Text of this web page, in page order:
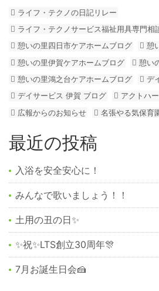
ライフ・テクノの日記リレー
ライフ・テクノサービス福祉用具専門相
憩いの里四日市ケアホームブログ
憩
憩いの里伊賀ケアホームブログ
憩い
憩いの里鴻之台ケアホームブログ
デ
デイサービス 伊賀 ブログ
アクトハ
広報からのお知らせ
名張やる気保育
最近の投稿
入浴を安全安心に！
みんなで歌いましょう！！
土用の丑の日✨
✨祝✨LTS創立30周年🎊
7月お誕生日会🍰